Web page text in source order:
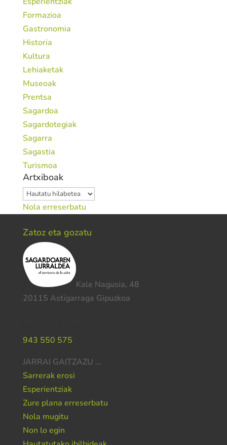
Formazioa
Gastronomia
Historia
Kultura
Lehiaketak
Museoak
Prentsa
Sagardoa
Sagardotegiak
Sagarra
Sagastia
Turismoa
Artxiboak
Artxiboak
Nola erreserbatu
Zatoz eta gozatu
Kale Nagusia, 48
20115 Astigarraga Gipuzkoa
943 550 575
JARRAI GAITZAZU …
Sarrerak erosi
Esperientziak
Zure plana erreserbatu
Nola mugitu
Non lo egin